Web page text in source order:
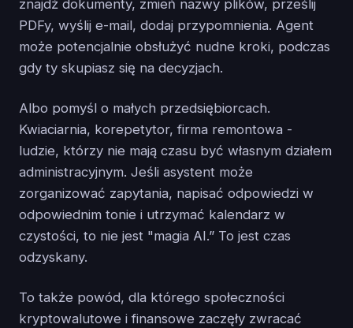
znajdź dokumenty, zmień nazwy plików, prześlij
PDFy, wyślij e-mail, dodaj przypomnienia. Agent
może potencjalnie obsłużyć nudne kroki, podczas
gdy ty skupiasz się na decyzjach.
Albo pomyśl o małych przedsiębiorcach.
Kwiaciarnia, korepetytor, firma remontowa -
ludzie, którzy nie mają czasu być własnym działem
administracyjnym. Jeśli asystent może
zorganizować zapytania, napisać odpowiedzi w
odpowiednim tonie i utrzymać kalendarz w
czystości, to nie jest "magia AI.” To jest czas
odzyskany.
To także powód, dla którego społeczności
kryptowalutowe i finansowe zaczęły zwracać